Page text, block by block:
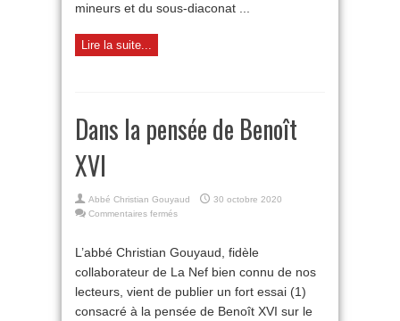
mineurs et du sous-diaconat ...
Lire la suite...
Dans la pensée de Benoît
XVI
Abbé Christian Gouyaud
30 octobre 2020
Commentaires fermés
pensée
de
XVI
L’abbé Christian Gouyaud, fidèle
collaborateur de La Nef bien connu de nos
lecteurs, vient de publier un fort essai (1)
consacré à la pensée de Benoît XVI sur le